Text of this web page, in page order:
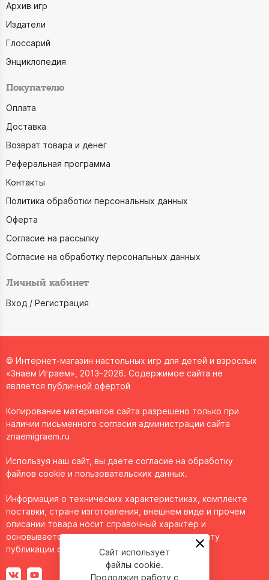
Архив игр
Издатели
Глоссарий
Энциклопедия
Покупателю
Оплата
Доставка
Возврат товара и денег
Реферальная программа
Контакты
Политика обработки персональных данных
Оферта
Согласие на рассылку
Согласие на обработку персональных данных
Личный кабинет
Вход / Регистрация
© Интернет-магазин настольных игр для детей и взрослых
«Знаем Играем», 2013–2026. Содержимое сайта не
является публичной офертой
Копирование материалов сайта разрешено только при
наличии письменного согласия администрации сайта
znaemigraem.ru
Используя наш сайт, вы даете согласие на обработку
файлов cookie и пользовательских данных.
Информация о технических характеристиках, комплекте
поставки, стране изготовления, внешнем виде и прочем
описании товара носит справочный характер и
основывается на последних доступных к моменту
публикации сведениях.Сайт использует
файлы cookie.
Продолжив работу с